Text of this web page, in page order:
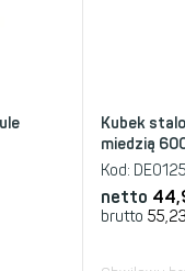
Kubek
miedzią
Kod:
netto
brutto 55,23